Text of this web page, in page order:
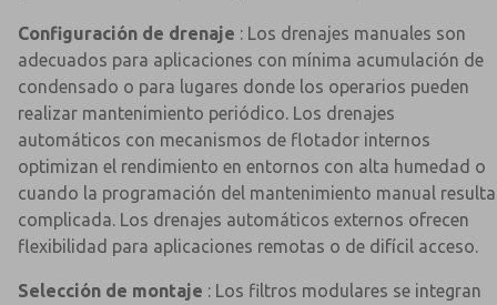
Configuración de drenaje : Los drenajes manuales son
adecuados para aplicaciones con mínima acumulación de
condensado o para lugares donde los operarios pueden
realizar mantenimiento periódico. Los drenajes
automáticos con mecanismos de flotador internos
optimizan el rendimiento en entornos con alta humedad o
cuando la programación del mantenimiento manual resulta
complicada. Los drenajes automáticos externos ofrecen
flexibilidad para aplicaciones remotas o de difícil acceso.
Selección de montaje : Los filtros modulares se integran